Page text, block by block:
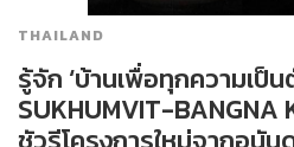
THAILAND
รู้จัก ‘บ้านเพื่อทุกความเป็น
SUKHUMVIT-BANGNA